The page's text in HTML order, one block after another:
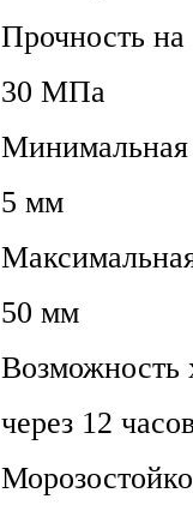
Прочность на
30 МПа
5 мм
50 мм
Возможность
через 12